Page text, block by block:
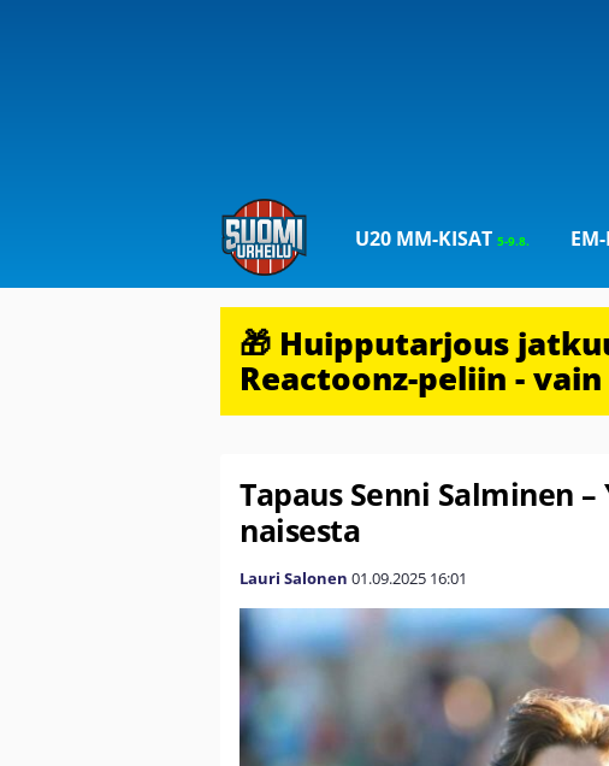
U20 MM-KISAT5-9.8.
🎁 Huipputarjous
Reactoonz-peliin -
Tapaus Senni Salminen
naisesta
Lauri Salonen 01.09.2025 16:01